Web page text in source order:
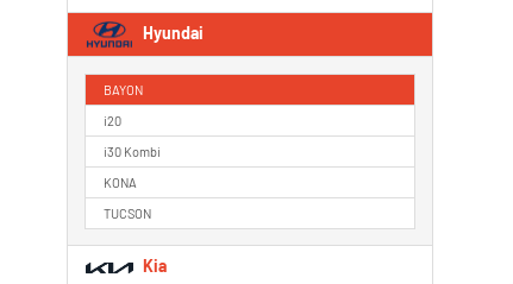
Hyundai
BAYON
i20
i30 Kombi
KONA
TUCSON
Kia